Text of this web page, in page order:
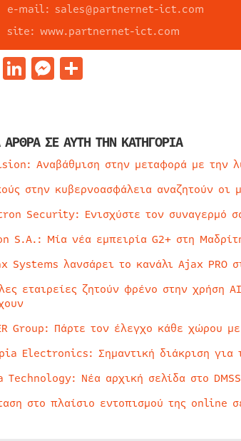
e-mail: sales@partnernet-ict.com
site: www.partnernet-ict.com
LinkedIn
Messenger
Μοιραστείτε
ΣΕ ΑΥΤΗ ΤΗΝ ΚΑΤΗΓΟΡΙΑ
Αναβάθμιση στην μεταφορά με
στην κυβερνοασφάλεια αναζητούν οι
Security: Ενισχύστε τον συναγερμό
S.A.: Μία νέα εμπειρία G2+ στη
Systems λανσάρει το κανάλι Ajax PRO
εταιρείες ζητούν φρένο στην χρήση
Group: Πάρτε τον έλεγχο κάθε χώρου
Electronics: Σημαντική διάκριση για
Technology: Νέα αρχική σελίδα στο DMSS
στο πλαίσιο εντοπισμού της online